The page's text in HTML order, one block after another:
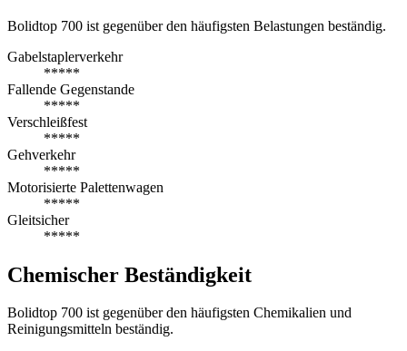
Bolidtop 700 ist gegenüber den häufigsten Belastungen beständig.
Gabelstaplerverkehr
*****
Fallende Gegenstande
*****
Verschleißfest
*****
Gehverkehr
*****
Motorisierte Palettenwagen
*****
Gleitsicher
*****
Chemischer Beständigkeit
Bolidtop 700 ist gegenüber den häufigsten Chemikalien und
Reinigungsmitteln beständig.